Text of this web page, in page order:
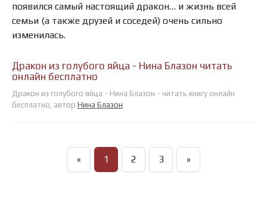
появился самый настоящий дракон… и жизнь всей
семьи (а также друзей и соседей) очень сильно
изменилась.
Дракон из голубого яйца - Нина Блазон читать
онлайн бесплатно
Дракон из голубого яйца - Нина Блазон - читать книгу онлайн
бесплатно, автор Нина Блазон
« 1 2 3 »